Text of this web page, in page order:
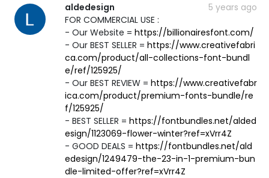
aldedesign
5 years ago
FOR COMMERCIAL USE :
- Our Website = https://billionairesfont.com/
- Our BEST SELLER = https://www.creativefabri
ca.com/product/all-collections-font-bundl
e/ref/125925/
- Our BEST REVIEW = https://www.creativefabr
ica.com/product/premium-fonts-bundle/re
f/125925/
- BEST SELLER = https://fontbundles.net/alded
esign/1123069-flower-winter?ref=xVrr4Z
- GOOD DEALS = https://fontbundles.net/ald
edesign/1249479-the-23-in-1-premium-bun
dle-limited-offer?ref=xVrr4Z